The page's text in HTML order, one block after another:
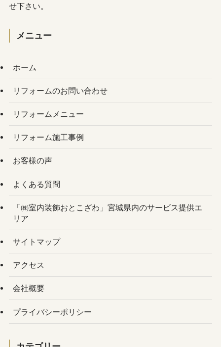
せ下さい。
メニュー
ホーム
リフォームのお問い合わせ
リフォームメニュー
リフォーム施工事例
お客様の声
よくある質問
「㈱室内装飾おとこざわ」宮城県内のサービス提供エ
リア
サイトマップ
アクセス
会社概要
プライバシーポリシー